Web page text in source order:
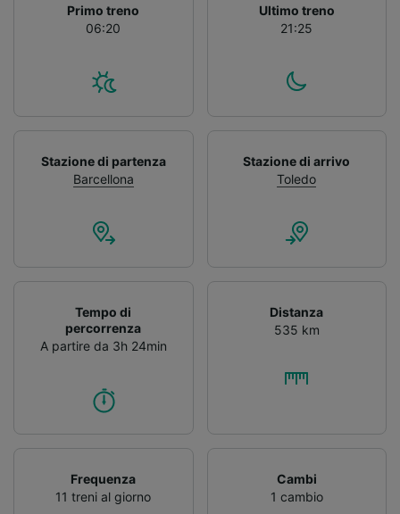
Primo treno
06:20
Ultimo treno
21:25
Stazione di partenza
Barcellona
Stazione di arrivo
Toledo
Tempo di
percorrenza
A partire da 3h 24min
Distanza
535 km
Frequenza
11 treni al giorno
Cambi
1 cambio